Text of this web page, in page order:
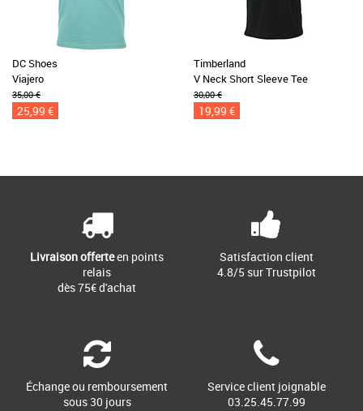
DC Shoes
Viajero
35,00 €
25,99 €
Timberland
V Neck Short Sleeve Tee
30,00 €
19,99 €
Livraison offerteen points
relais
dès 75€ d'achat
Satisfaction client
4.8/5 sur Trustpilot
Échange ou remboursement
sous 30 jours
Service client joignable
03.25.45.77.99